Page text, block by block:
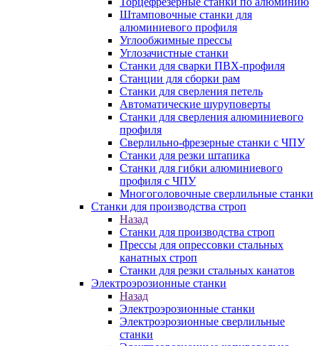
Штамповочные станки для
алюминиевого профиля
Углообжимные прессы
Углозачистные станки
Станки для сварки ПВХ-профиля
Станции для сборки рам
Станки для сверления петель
Автоматические шуруповерты
Станки для сверления алюминиевого
профиля
Сверлильно-фрезерные станки с ЧПУ
Станки для резки штапика
Станки для гибки алюминиевого
профиля с ЧПУ
Многоголовочные сверлильные станки
Станки для производства строп
Назад
Станки для производства строп
Прессы для опрессовки стальных
канатных строп
Станки для резки стальных канатов
Электроэрозионные станки
Назад
Электроэрозионные станки
Электроэрозионные сверлильные
станки